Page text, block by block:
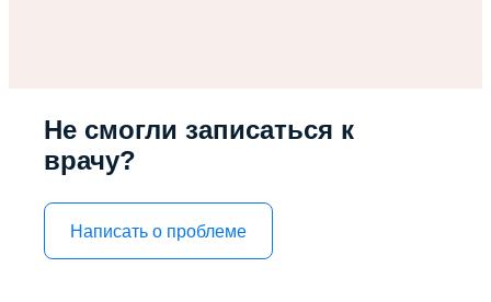
Не смогли записаться к
врачу?
Написать о проблеме